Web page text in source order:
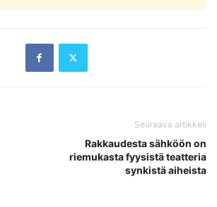
Seuraava artikkeli
Rakkaudesta sähköön on
riemukasta fyysistä teatteria
synkistä aiheista